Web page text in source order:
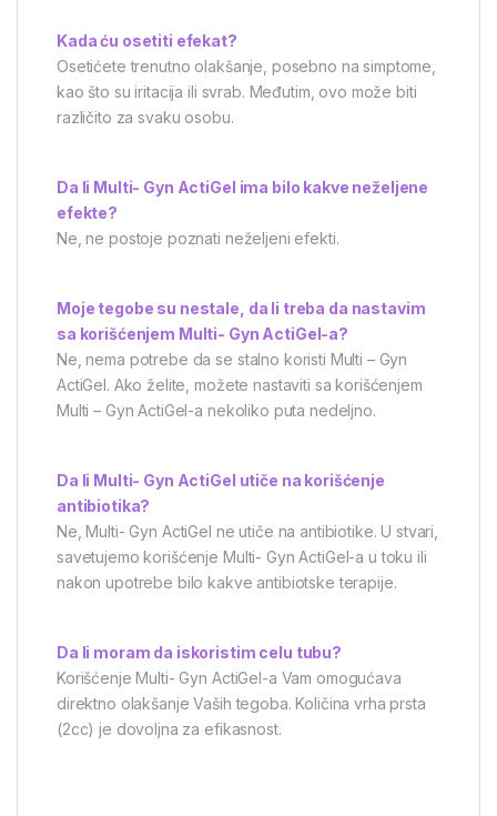
Kada ću osetiti efekat?
Osetićete trenutno olakšanje, posebno na simptome,
kao što su iritacija ili svrab. Međutim, ovo može biti
različito za svaku osobu.
Da li Multi- Gyn ActiGel ima bilo kakve neželjene
efekte?
Ne, ne postoje poznati neželjeni efekti.
Moje tegobe su nestale, da li treba da nastavim
sa korišćenjem Multi- Gyn ActiGel-a?
Ne, nema potrebe da se stalno koristi Multi – Gyn
ActiGel. Ako želite, možete nastaviti sa korišćenjem
Multi – Gyn ActiGel-a nekoliko puta nedeljno.
Da li Multi- Gyn ActiGel utiče na korišćenje
antibiotika?
Ne, Multi- Gyn ActiGel ne utiče na antibiotike. U stvari,
savetujemo korišćenje Multi- Gyn ActiGel-a u toku ili
nakon upotrebe bilo kakve antibiotske terapije.
Da li moram da iskoristim celu tubu?
Korišćenje Multi- Gyn ActiGel-a Vam omogućava
direktno olakšanje Vaših tegoba. Količina vrha prsta
(2cc) je dovoljna za efikasnost.